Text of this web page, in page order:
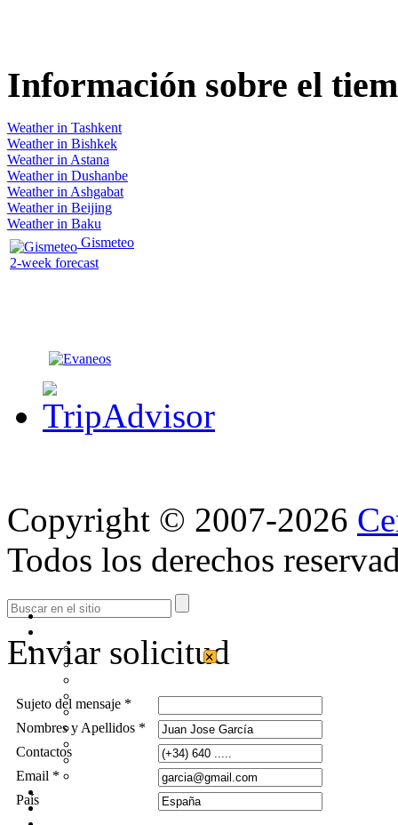
Información sobre el
Weather in Tashkent
Weather in Bishkek
Weather in Astana
Weather in Dushanbe
Weather in Ashgabat
Weather in Beijing
Weather in Baku
Gismeteo
2-week forecast
Copyright © 2007-2026
Todos los derechos
Enviar solicitud
Sujeto del mensaje *
Nombres y Apellidos *
Contactos
Email *
País
×